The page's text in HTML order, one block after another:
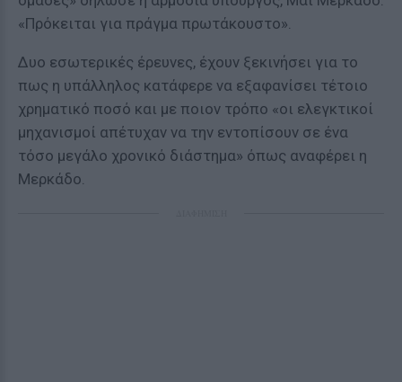
«Πρόκειται για πράγμα πρωτάκουστο».
Δυο εσωτερικές έρευνες, έχουν ξεκινήσει για το
πως η υπάλληλος κατάφερε να εξαφανίσει τέτοιο
χρηματικό ποσό και με ποιον τρόπο «οι ελεγκτικοί
μηχανισμοί απέτυχαν να την εντοπίσουν σε ένα
τόσο μεγάλο χρονικό διάστημα» όπως αναφέρει η
Μερκάδο.